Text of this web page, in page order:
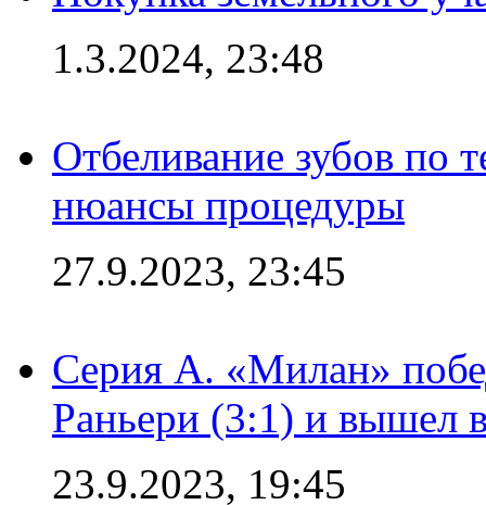
1.3.2024, 23:48
Отбеливание зубов по
нюансы процедуры
27.9.2023, 23:45
Серия А. «Милан»
Раньери (3:1) и вышел
23.9.2023, 19:45